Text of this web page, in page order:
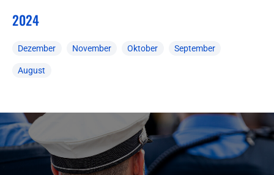
2024
Dezember November Oktober September
August